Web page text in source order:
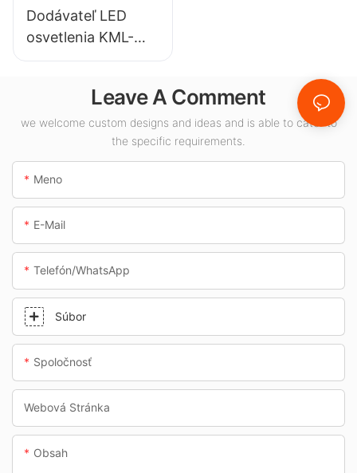
Dodávateľ LED
osvetlenia KML-
CLA 100W pre
ako sú čerpacie
stanice a
Leave A Comment
we welcome custom designs and ideas and is able to cater to
the specific requirements.
Meno
E-Mail
Telefón/whatsApp
Súbor
Spoločnosť
Webová Stránka
Obsah